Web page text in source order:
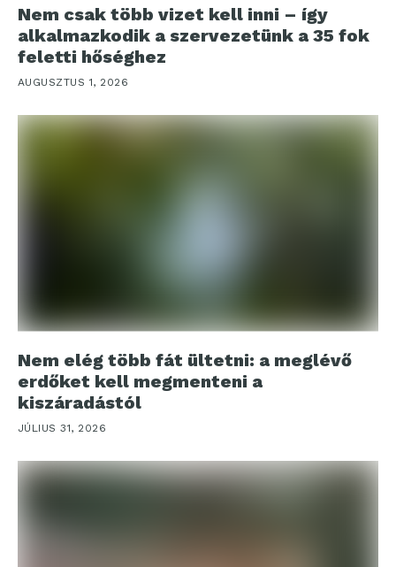
Nem csak több vizet kell inni – így
alkalmazkodik a szervezetünk a 35 fok
feletti hőséghez
AUGUSZTUS 1, 2026
Nem elég több fát ültetni: a meglévő
erdőket kell megmenteni a
kiszáradástól
JÚLIUS 31, 2026